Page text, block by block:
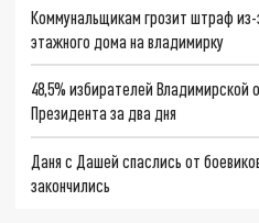
Коммунальщикам грозит штраф
этажного дома на владимирку
48,5% избирателей
Президента за два дня
Даня с Дашей спаслись от
закончились